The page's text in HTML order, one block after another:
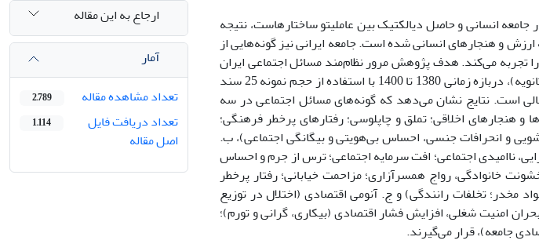
انسانی و حاصل دیالکتیک بین عاملیتو ساختارهاست، نتیجه
و هنجارهای انسانی شده است. جامعه ایرانی نیز گونه‌هایی از
تجربه می‌کند. هدف پژوهش مرور نظام‌مند مسائل اجتماعی ایران
است. روش تحقیق از نوع مرور نظام‌مند (تحلیل ثانویه)، دربازه زمانی 1380 تا 1400 با استفاده از حجم نمونه 25 سند
است. نتایج نشان می‌دهد که گونه‌های مسائل اجتماعی در سه
اخلاقی؛ تملق و چاپلوسی؛ رفتارهای پرخطر فرهنگی؛
و انحرافات جنسی، احساس بی‌هویتی و بیگانگی اجتماعی)، ب.
ناامیدی اجتماعی؛ افت سرمایه اجتماعی؛ ترس از جرم و احساس
خانوادگی، رواج همسرآزاری؛ مزاحمت خیابانی؛ رفتار پرخطر
مخدر؛ تخلفات رانندگی) و ج. آنومی اقتصادی (اختلال در توزیع
امنیت شغلی، افزایش فشار اقتصادی (بیکاری، گرانی و تورم)؛
جامعه)، قرار می‌گیرند.
ارجاع به این مقاله
آمار
تعداد مشاهده مقاله
2,789
تعداد دریافت فایل
اصل مقاله
1,114